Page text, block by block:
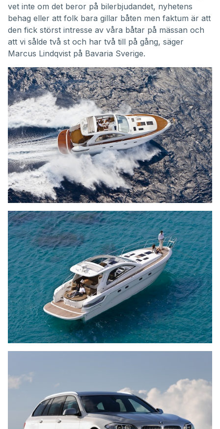
vet inte om det beror på bilerbjudandet, nyhetens
behag eller att folk bara gillar båten men faktum är att
den fick störst intresse av våra båtar på mässan och
att vi sålde två st och har två till på gång, säger
Marcus Lindqvist på Bavaria Sverige.